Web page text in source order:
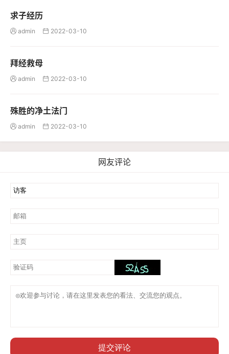
求子经历
 admin  2022-03-10
拜经救母
 admin  2022-03-10
殊胜的净土法门
 admin  2022-03-10
网友评论
提交评论